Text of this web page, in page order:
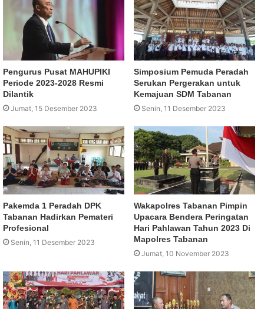
Pengurus Pusat MAHUPIKI
Periode 2023-2028 Resmi
Dilantik
Jumat, 15 Desember 2023
Simposium Pemuda Peradah
Serukan Pergerakan untuk
Kemajuan SDM Tabanan
Senin, 11 Desember 2023
Pakemda 1 Peradah DPK
Tabanan Hadirkan Pemateri
Profesional
Senin, 11 Desember 2023
Wakapolres Tabanan Pimpin
Upacara Bendera Peringatan
Hari Pahlawan Tahun 2023 Di
Mapolres Tabanan
Jumat, 10 November 2023